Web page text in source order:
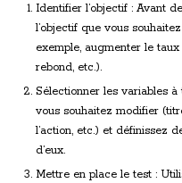
Identifier l’objectif : Avant
l’objectif que vous
exemple, augmenter le
rebond, etc.).
Sélectionner les variables
vous souhaitez modifier
l’action, etc.) et définissez
d’eux.
Mettre en place le test :